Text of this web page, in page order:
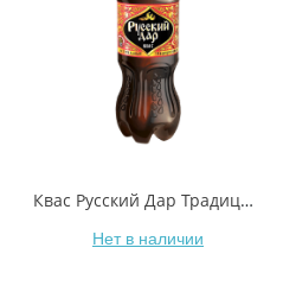
Квас Русский Дар Традиционный 2 л
Нет в наличии